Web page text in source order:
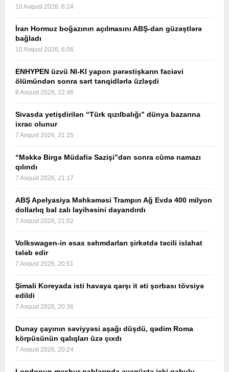
10 Avqust 2026, 6:24
İran Hormuz boğazının açılmasını ABŞ-dan güzəştlərə
bağladı
10 Avqust 2026, 6:06
ENHYPEN üzvü NI-KI yapon pərəstişkarın faciəvi
ölümündən sonra sərt tənqidlərlə üzləşdi
8 Avqust 2026, 22:46
Sivasda yetişdirilən “Türk qızılbalığı” dünya bazarına
ixrac olunur
7 Avqust 2026, 21:25
“Məkkə Birgə Müdafiə Sazişi”dən sonra cümə namazı
qılındı
7 Avqust 2026, 21:17
ABŞ Apelyasiya Məhkəməsi Trampın Ağ Evdə 400 milyon
dollarlıq bal zalı layihəsini dayandırdı
7 Avqust 2026, 21:02
Volkswagen-in əsas səhmdarları şirkətdə təcili islahat
tələb edir
7 Avqust 2026, 20:51
Şimali Koreyada isti havaya qarşı it əti şorbası tövsiyə
edildi
7 Avqust 2026, 20:36
Dunay çayının səviyyəsi aşağı düşdü, qədim Roma
körpüsünün qalıqları üzə çıxdı
7 Avqust 2026, 20:24